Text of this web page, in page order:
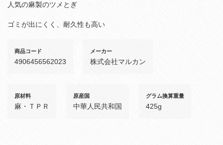
人気の麻製のツメとぎ
ゴミが出にくく、耐久性も高い
商品コード
4906456562023
メーカー
株式会社マルカン
原材料
麻・ＴＰＲ
原産国
中華人民共和国
グラム換算重量
425g